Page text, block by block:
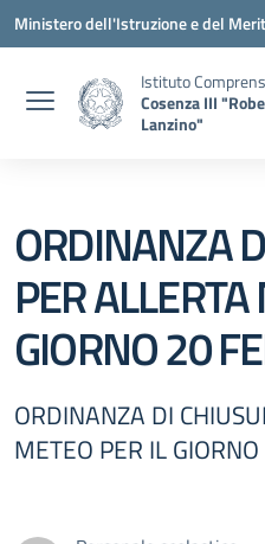
Vai ai contenuti
Vai al menu di navigazione
Vai al footer
Ministero dell'Istruzione e del
Istituto
Cosenza III
Lanzino"
ORDINANZA
PER
GIORNO 20
ORDINANZA DI
METEO PER IL